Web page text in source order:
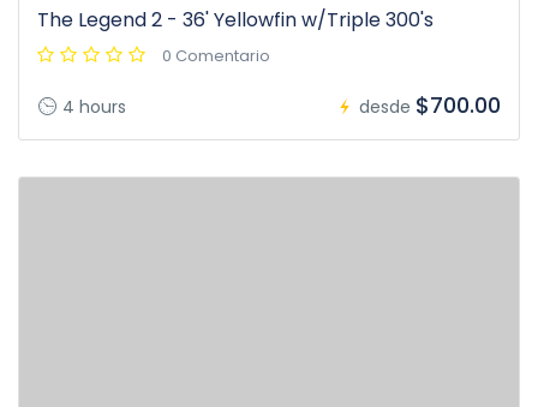
The Legend 2 - 36' Yellowfin w/Triple 300's
0 Comentario
4 hours desde $700.00